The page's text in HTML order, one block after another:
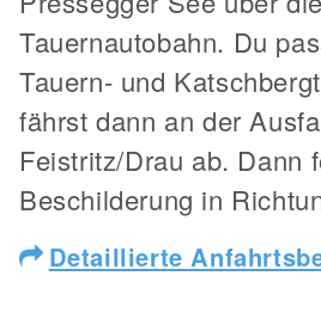
Tauernautobahn. Du
Tauern- und
fährst dann an der
Feistritz/Drau ab. Dann
Beschilderung in
Detaillierte